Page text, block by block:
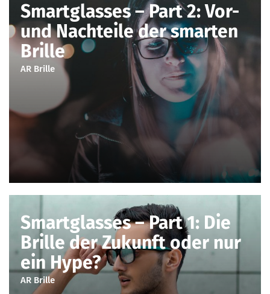
Smartglasses – Part 2: Vor-
und Nachteile der smarten
Brille
AR Brille
Smartglasses – Part 1: Die
Brille der Zukunft oder nur
ein Hype?
AR Brille